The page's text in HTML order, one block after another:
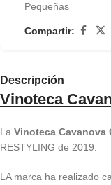
Pequeñas
Compartir:
Descripción
Vinoteca
La Vinoteca Cavanova
RESTYLING de 2019.
LA marca ha realizado